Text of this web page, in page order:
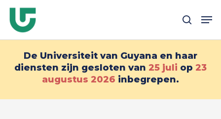
Overslaan
naar
zoek
De Universiteit van Guyana en haar
diensten zijn gesloten van 25 juli op 23
augustus 2026 inbegrepen.